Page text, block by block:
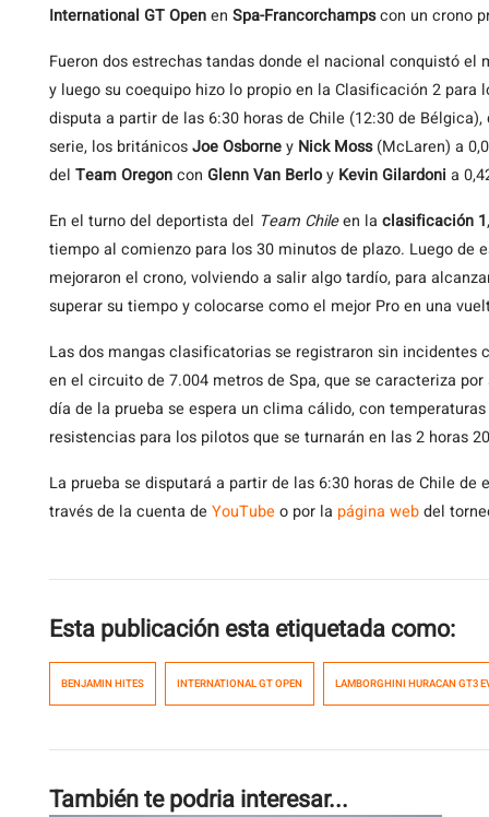
International GT Openen Spa-Francorchampscon un crono
Fueron dos estrechas tandas donde el nacional conquistó
y luego su coequipo hizo lo propio en la Clasificación 2
disputa a partir de las 6:30 horas de Chile (12:30 de
serie, los británicosJoe Osborney Nick Moss(McLaren) a
del Team Oregoncon Glenn Van Berloy KevinGilardoni a
En el turno del deportista del Team Chileen la clasificación 1
tiempo al comienzo para los 30 minutos de plazo. Luego de
mejoraron el crono, volviendo a salir algo tardío, para
superar su tiempo y colocarse como el mejor Pro en una
Las dos mangas clasificatorias se registraron sin
en el circuito de 7.004 metros de Spa, que se caracteriza
día de la prueba se espera un clima cálido, con
resistencias para los pilotos que se turnarán en las 2 horas
La prueba se disputará a partir de las 6:30 horas de Chile
través de la cuenta de YouTube o por la página webdel
Esta publicación esta etiquetada como:
BENJAMIN HITES INTERNATIONAL GT OPEN LAMBORGHINI HURACAN GT3
También te podria interesar...